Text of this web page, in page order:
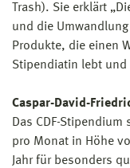
Trash). Sie erklärt
und die
Produkte, die einen
Stipendiatin lebt und
Caspar-David-
Das CDF-
pro Monat in Höhe
Jahr für besonders